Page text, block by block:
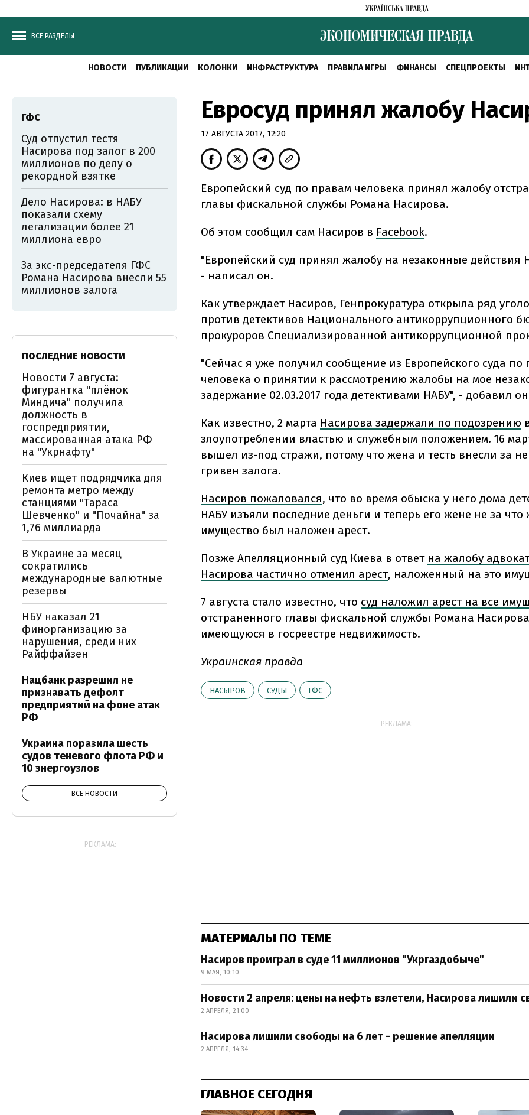
ВСЕ РАЗДЕЛЫ
НОВОСТИ ПУБЛИКАЦИИ КОЛОНКИ ИНФРАСТРУКТУРА ПРАВИЛА ИГРЫ ФИНАНСЫ СПЕЦПРОЕКТЫ
Евросуд принял жалобу
17 АВГУСТА 2017, 12:20
Европейский суд по правам человека принял жалобу
главы фискальной службы Романа Насирова.
Об этом сообщил сам Насиров в Facebook.
"Европейский суд принял жалобу на незаконные действия
- написал он.
Как утверждает Насиров, Генпрокуратура открыла ряд
против детективов Национального антикоррупционного
прокуроров Специализированной антикоррупционной
"Сейчас я уже получил сообщение из Европейского суда по
человека о принятии к рассмотрению жалобы на мое
задержание 02.03.2017 года детективами НАБУ", - добавил
Как известно, 2 марта Насирова задержали по подозрению
злоупотреблении властью и служебным положением. 16
вышел из-под стражи, потому что жена и тесть внесли за
гривен залога.
Насиров пожаловался, что во время обыска у него дома
НАБУ изъяли последние деньги и теперь его жене не за что
имущество был наложен арест.
Позже Апелляционный суд Киева в ответ на жалобу
Насирова частично отменил арест, наложенный на это
7 августа стало известно, что суд наложил арест на все
отстраненного главы фискальной службы Романа
имеющуюся в госреестре недвижимость.
Украинская правда
НАСЫРОВ СУДЫ ГФС
РЕКЛАМА:
МАТЕРИАЛЫ ПО ТЕМЕ
Насиров проиграл в суде 11 миллионов "Укргаздобыче"
9 МАЯ, 10:10
Новости 2 апреля: цены на нефть взлетели, Насирова лишили
2 АПРЕЛЯ, 21:00
Насирова лишили свободы на 6 лет - решение апелляции
2 АПРЕЛЯ, 14:34
ГЛАВНОЕ СЕГОДНЯ
ГФС
Суд отпустил тестя
Насирова под залог в 200
миллионов по делу о
рекордной взятке
Дело Насирова: в НАБУ
показали схему
легализации более 21
миллиона евро
За экс-председателя ГФС
Романа Насирова внесли 55
миллионов залога
ПОСЛЕДНИЕ НОВОСТИ
Новости 7 августа:
фигурантка "плёнок
Миндича" получила
должность в
госпредприятии,
массированная атака РФ
на "Укрнафту"
Киев ищет подрядчика для
ремонта метро между
станциями "Тараса
Шевченко" и "Почайна" за
1,76 миллиарда
В Украине за месяц
сократились
международные валютные
резервы
НБУ наказал 21
финорганизацию за
нарушения, среди них
Райффайзен
Нацбанк разрешил не
признавать дефолт
предприятий на фоне атак
РФ
Украина поразила шесть
судов теневого флота РФ и
10 энергоузлов
ВСЕ НОВОСТИ
РЕКЛАМА: